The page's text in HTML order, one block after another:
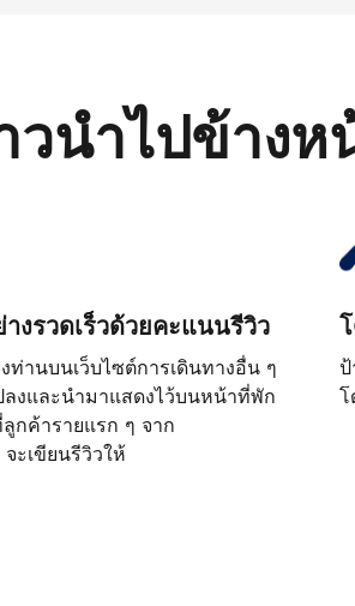
วนำไปข้างห
งรวดเร็วด้วยคะแนนรีวิว
ท่านบนเว็บไซต์การเดินทางอื่น ๆ
ลงและนำมาแสดงไว้บนหน้าที่พัก
กค้ารายแรก ๆ จาก
ะเขียนรีวิวให้
โ